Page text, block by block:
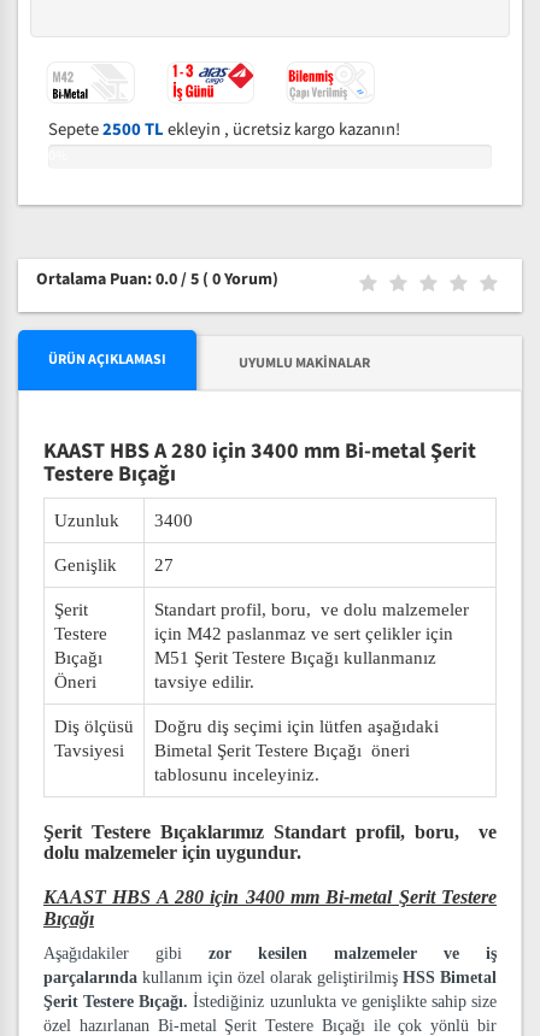
Sepete2500 TLekleyin , ücretsiz kargo kazanın!
Ortalama Puan: 0.0 / 5 ( 0 Yorum)
ÜRÜN AÇIKLAMASI UYUMLU MAKINALAR
KAAST HBS A 280 için 3400 mm Bi-metal Şerit
Testere Bıçağı
Uzunluk 3400
Genişlik 27
Şerit
Testere
Bıçağı
Öneri
Standart profil, boru, ve dolu malzemeler
için M42 paslanmaz ve sert çelikler için
M51 Şerit Testere Bıçağı kullanmanız
tavsiye edilir.
Diş ölçüsü
Tavsiyesi
Doğru diş seçimi için lütfen aşağıdaki
Bimetal Şerit Testere Bıçağı öneri
tablosunu inceleyiniz.
Şerit Testere Bıçaklarımız Standart profil, boru, ve
dolu malzemeler için uygundur.
KAAST HBS A 280 için 3400 mm Bi-metal Şerit Testere
Bıçağı
Aşağıdakiler gibi zor kesilen malzemeler ve iş
parçalarında kullanım için özel olarak geliştirilmiş HSS Bimetal
Şerit Testere Bıçağı.İstediğiniz uzunlukta ve genişlikte sahip size
özel hazırlanan Bi-metal Şerit Testere Bıçağı ile çok yönlü bir